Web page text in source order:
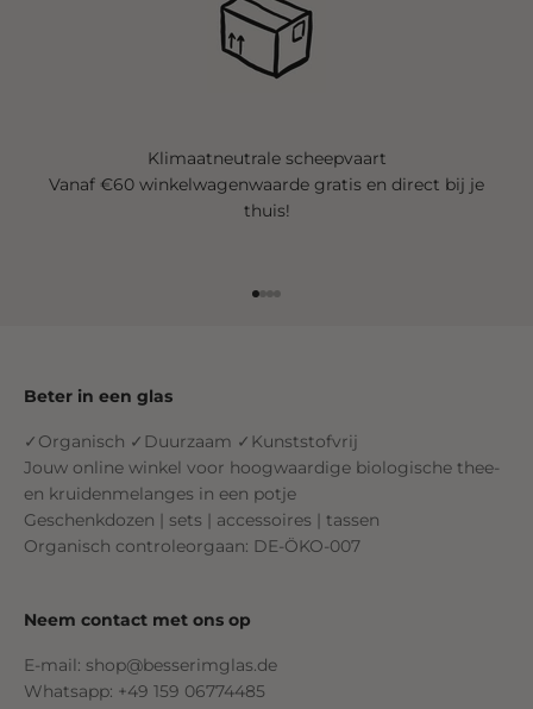
Klimaatneutrale scheepvaart
Vanaf €60 winkelwagenwaarde gratis en direct bij je
thuis!
Beter in een glas
✓Organisch ✓Duurzaam ✓Kunststofvrij
Jouw online winkel voor hoogwaardige biologische thee-
en kruidenmelanges in een potje
Geschenkdozen | sets | accessoires | tassen
Organisch controleorgaan: DE-ÖKO-007
Neem contact met ons op
E-mail: shop@besserimglas.de
Whatsapp: +49 159 06774485